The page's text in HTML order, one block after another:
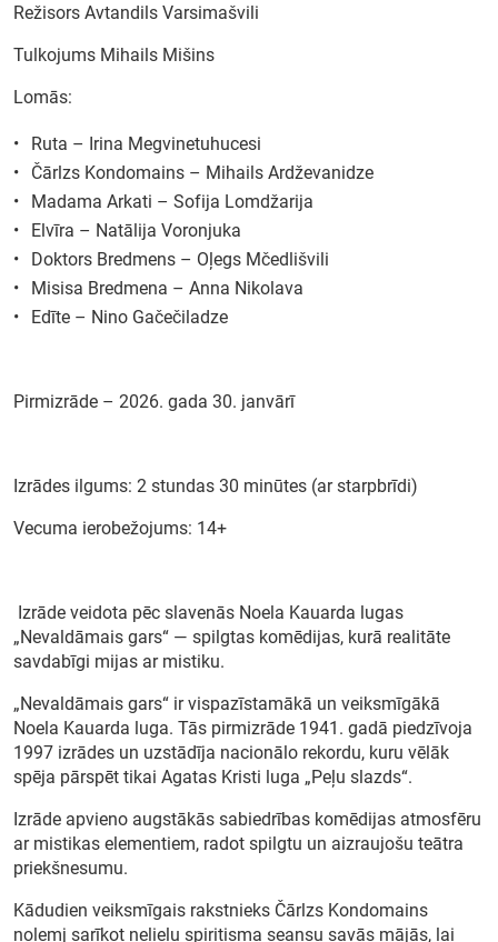
Režisors Avtandils Varsimašvili
Tulkojums Mihails Mišins
Lomās:
Ruta – Irina Megvinetuhucesi
Čārlzs Kondomains – Mihails Ardževanidze
Madama Arkati – Sofija Lomdžarija
Elvīra – Natālija Voronjuka
Doktors Bredmens – Oļegs Mčedlišvili
Misisa Bredmena – Anna Nikolava
Edīte – Nino Gačečiladze
Pirmizrāde – 2026. gada 30. janvārī
Izrādes ilgums: 2 stundas 30 minūtes (ar starpbrīdi)
Vecuma ierobežojums: 14+
Izrāde veidota pēc slavenās Noela Kauarda lugas
„Nevaldāmais gars“ — spilgtas komēdijas, kurā realitāte
savdabīgi mijas ar mistiku.
„Nevaldāmais gars“ ir vispazīstamākā un veiksmīgākā
Noela Kauarda luga. Tās pirmizrāde 1941. gadā piedzīvoja
1997 izrādes un uzstādīja nacionālo rekordu, kuru vēlāk
spēja pārspēt tikai Agatas Kristi luga „Peļu slazds“.
Izrāde apvieno augstākās sabiedrības komēdijas atmosfēru
ar mistikas elementiem, radot spilgtu un aizraujošu teātra
priekšnesumu.
Kādudien veiksmīgais rakstnieks Čārlzs Kondomains
nolemj sarīkot nelielu spiritisma seansu savās mājās, lai